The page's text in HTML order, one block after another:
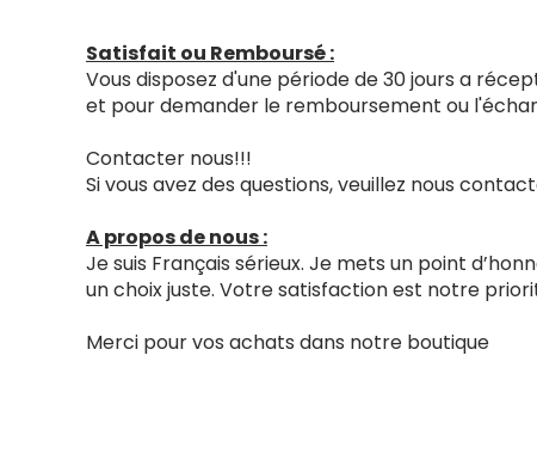
Satisfait ou Remboursé :
Vous disposez d'une période de 30 jours a
et pour demander le remboursement ou
Contacter nous!!!
Si vous avez des questions, veuillez nous
A propos de nous :
Je suis Français sérieux. Je mets un point
un choix juste. Votre satisfaction est notre
Merci pour vos achats dans notre boutique